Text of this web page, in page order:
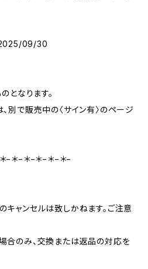
09/30
となります。
別で販売中の〈サイン有〉のページ
−＊−＊−＊−＊−＊−
ャンセルは致しかねます。ご注意
合のみ、交換または返品の対応を